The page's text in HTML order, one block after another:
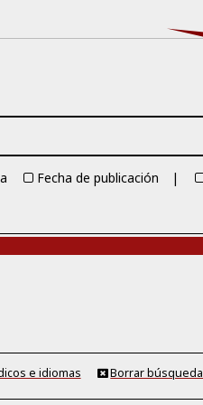
Fecha de publicación
e idiomas Borrar búsqueda